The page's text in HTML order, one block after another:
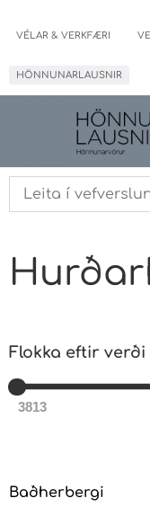
VÉLAR & VERKFÆRI
HÖNNUNARLAUSNIR
Flokka eftir verði
3813
Baðherbergi